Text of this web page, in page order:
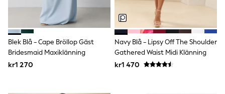
adidas
All Girls Brands
Nike
Smiggle
Lipsy Girl
Blek Blå - Cape Bröllop Gäst
Bridesmaid Maxiklänning
kr1 270
Navy Blå - Lipsy Off The Shoulder
Gathered Waist Midi Klänning
kr1 470